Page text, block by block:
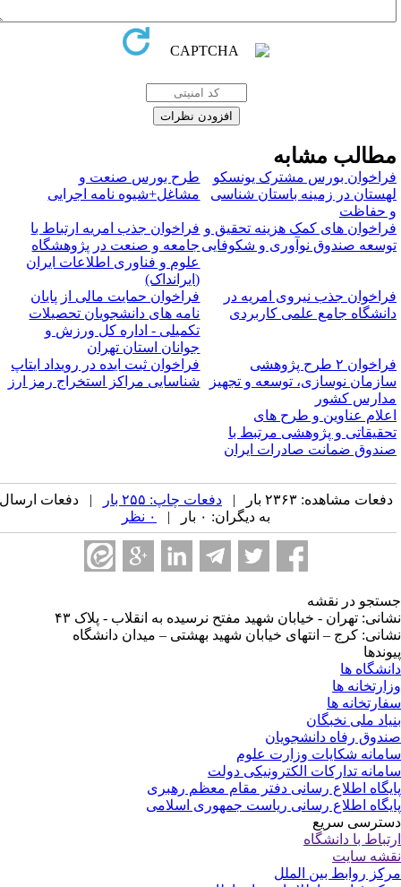
مشابه
بورس مشترک یونسکو
در زمینه باستان شناسی
حفاظت
طرح بورس صنعت و
مشاغل+شیوه نامه اجرایی
های کمک هزینه تحقیق و
صندوق نوآوری و شکوفایی
فراخوان جذب امریه ارتباط با
جامعه و صنعت در پژوهشگاه
علوم و فناوری اطلاعات ایران
(ایرانداک)
جذب نیروی امریه در
جامع علمی کاربردی
فراخوان حمایت مالی از پایان
نامه های دانشجویان تحصیلات
تکمیلی - اداره کل ورزش و
جوانان استان تهران
فراخوان ۲ طرح پژوهشی
نوسازی، توسعه و تجهیز
کشور
فراخوان ثبت ایده در رویداد ایتاپ
شناسایی مراکز استخراج رمز ارز
عناوین و طرح های
و پژوهشی مرتبط با
ضمانت صادرات ایران
دفعات مشاهده: ۲۳۶۳ بار | دفعات چاپ: ۲۵۵ بار
| دفعات ارسال
به دیگران: ۰ بار |
در نقشه
تهران - خیابان شهید مفتح نرسیده به انقلاب - پلاک ۴۳
کرج – انتهای خیابان شهید بهشتی – میدان دانشگاه
ها
ها
ها
ملی نخبگان
رفاه دانشجویان
شکایات وزارت علوم
تدارکات الکترونیکی دولت
اطلاع رسانی دفتر مقام معظم رهبری
اطلاع رسانی ریاست جمهوری اسلامی
سریع
با دانشگاه
سایت
روابط بین الملل